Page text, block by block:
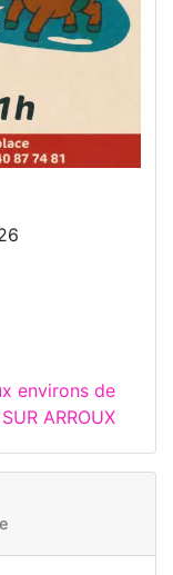
environs de
ARROUX